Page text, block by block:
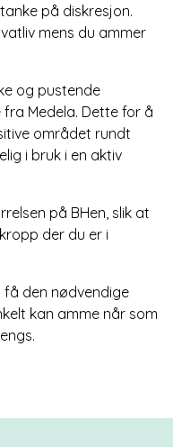
på diskresjon.
mens du ammer
og pustende
fra Medela. Dette for å
området rundt
i bruk i en aktiv
på BHen, slik at
der du er i
få den nødvendige
kan amme når som